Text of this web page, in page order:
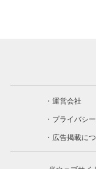
運営会社
プライバシ
広告掲載に